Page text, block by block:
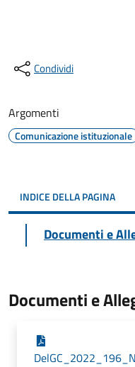
Condividi
Argomenti
Comunicazione istituzionale
INDICE DELLA PAGINA
Documenti e
Documenti e